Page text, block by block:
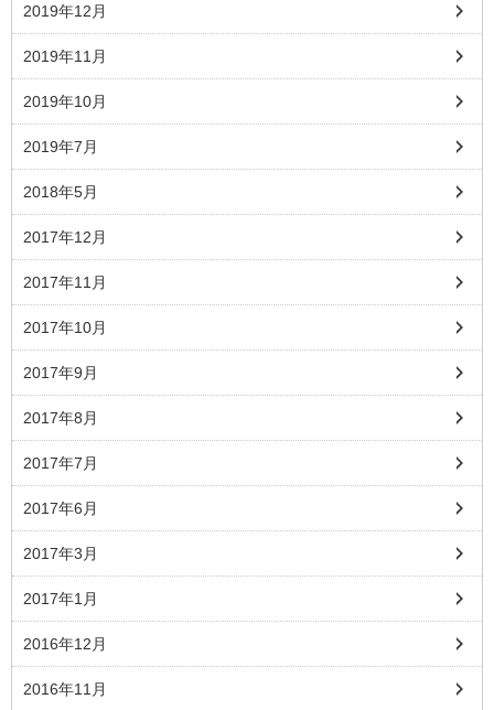
2019年12月
2019年11月
2019年10月
2019年7月
2018年5月
2017年12月
2017年11月
2017年10月
2017年9月
2017年8月
2017年7月
2017年6月
2017年3月
2017年1月
2016年12月
2016年11月